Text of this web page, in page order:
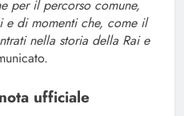
per il percorso comune,
e di momenti che, come il
nella storia della Rai e
ufficiale